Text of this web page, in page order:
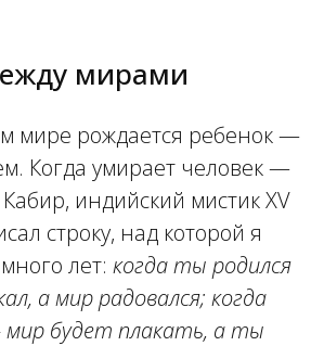
мирами
мире рождается ребенок —
Когда умирает человек —
индийский мистик XV
строку, над которой я
лет: когда ты родился
а мир радовался; когда
будет плакать, а ты